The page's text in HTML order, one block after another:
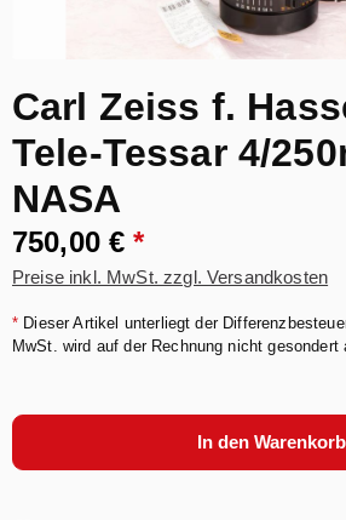
Carl Zeiss f.
Tele-Tessar 4/
NASA
750,00 €*
Preise inkl. MwSt. zzgl. Versandkosten
* Dieser Artikel unterliegt der
MwSt. wird auf der Rechnung nicht gesondert
In den Warenkorb